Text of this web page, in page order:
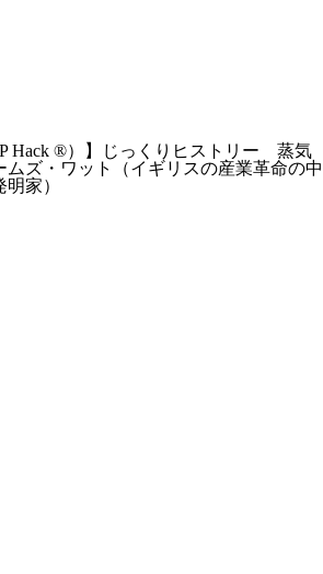
Hack ®）】じっくりヒストリー 蒸気
ズ・ワット（イギリスの産業革命の中
家）